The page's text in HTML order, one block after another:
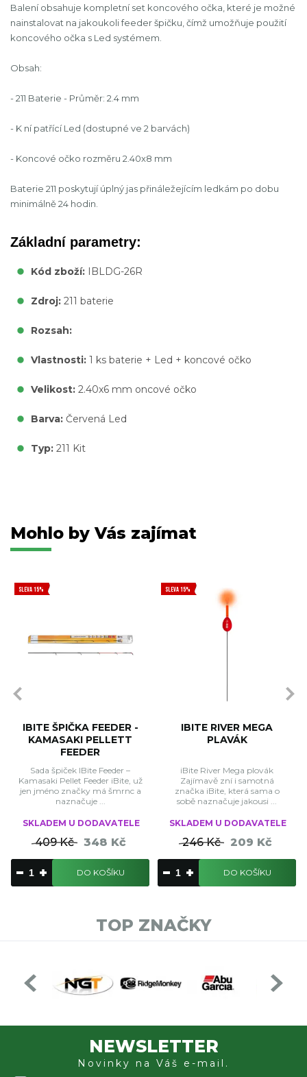
Balení obsahuje kompletní set koncového očka, které je možné
nainstalovat na jakoukoli feeder špičku, čímž umožňuje použití
koncového očka s Led systémem.
Obsah:
- 211 Baterie - Průměr: 2.4 mm
- K ní patřící Led (dostupné ve 2 barvách)
- Koncové očko rozměru 2.40x8 mm
Baterie 211 poskytují úplný jas přináležejícím ledkám po dobu
minimálně 24 hodin.
Základní parametry:
Kód zboží: IBLDG-26R
Zdroj: 211 baterie
Rozsah:
Vlastnosti: 1 ks baterie + Led + koncové očko
Velikost: 2.40x6 mm oncové očko
Barva: Červená Led
Typ: 211 Kit
Mohlo by Vás zajímat
SLEVA 15%
IBITE ŠPIČKA FEEDER -
KAMASAKI PELLETT
FEEDER
Sada špiček IBite Feeder –
Kamasaki Pellet Feeder iBite, už
jen jméno značky má šmrnc a
naznačuje ...
SKLADEM U DODAVATELE
409 Kč 348 Kč
DO KOŠÍKU
SLEVA 15%
IBITE RIVER MEGA
PLAVÁK
iBite River Mega plovák
Zajímavě zní i samotná
značka iBite, která sama o
sobě naznačuje jakousi ...
SKLADEM U DODAVATELE
246 Kč 209 Kč
DO KOŠÍKU
TOP ZNAČKY
NEWSLETTER
Novinky na Váš e-mail.